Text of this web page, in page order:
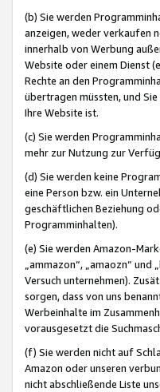
(b) Sie werden
anzeigen, weder verkaufen
innerhalb von Werbung
Website oder einem Dienst
Rechte an den
übertragen müssten, und
Ihre Website ist.
(c) Sie werden
mehr zur Nutzung zur
(d) Sie werden keine
eine Person bzw. ein
geschäftlichen Beziehung
Programminhalten).
(e) Sie werden Amazon-
„ammazon“, „amaozn“
Versuch unternehmen).
sorgen, dass von uns
Werbeinhalte im
vorausgesetzt die
(f) Sie werden nicht auf
Amazon oder unseren
nicht abschließende Liste